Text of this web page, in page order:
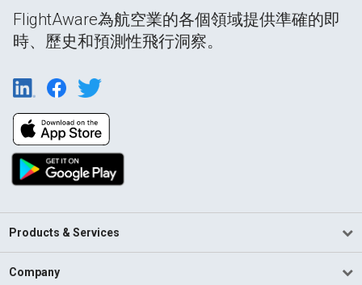
FlightAware為航空業的各個領域提供準確的即
時、歷史和預測性飛行洞察。
Products & Services
Company